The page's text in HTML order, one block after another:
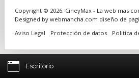
Copyright © 2026. CineyMax - La web mas
Designed by webmancha.com diseño de
Aviso Legal
Protección de datos Politica
Escritorio